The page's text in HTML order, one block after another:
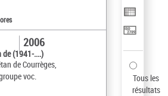
de (1941-....)
de Courrèges,
voc.
2006
Tous les
résultats